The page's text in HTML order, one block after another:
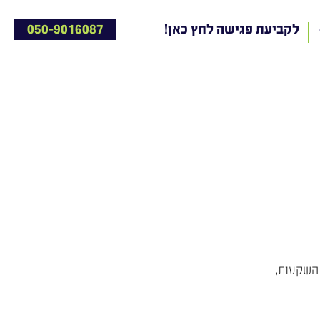
050-9016087 !לקביעת פגישה לחץ כאן
השקעות,